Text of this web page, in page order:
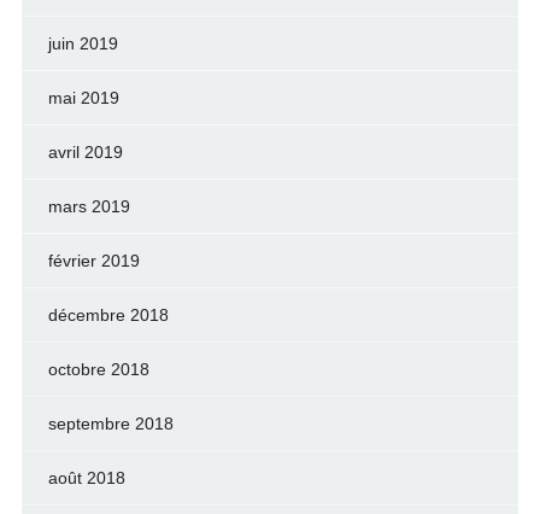
juin 2019
mai 2019
avril 2019
mars 2019
février 2019
décembre 2018
octobre 2018
septembre 2018
août 2018